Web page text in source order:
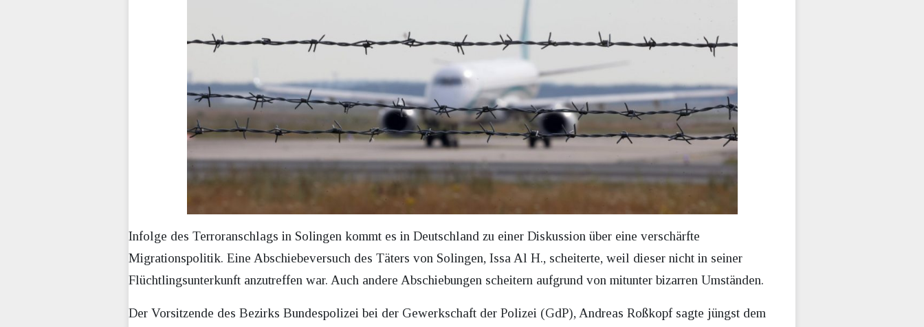
Infolge des Terroranschlags in Solingen kommt es in Deutschland zu einer Diskussion über eine verschärfte
Migrationspolitik. Eine Abschiebeversuch des Täters von Solingen, Issa Al H., scheiterte, weil dieser nicht in seiner
Flüchtlingsunterkunft anzutreffen war. Auch andere Abschiebungen scheitern aufgrund von mitunter bizarren Umständen.
Der Vorsitzende des Bezirks Bundespolizei bei der Gewerkschaft der Polizei (GdP), Andreas Roßkopf sagte jüngst dem